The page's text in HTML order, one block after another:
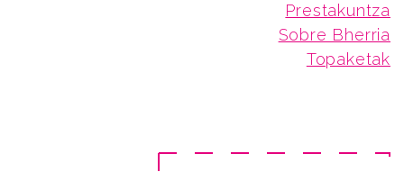
Prestakuntza
Sobre Bherria
Topaketak